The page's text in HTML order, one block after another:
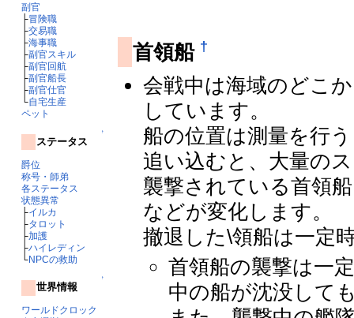
副官
├冒険職
├交易職
├海事職
├副官スキル
├副官回航
├副官船長
├副官仕官
└自宅生産
ペット
↑
ステータス
爵位
称号・師弟
各ステータス
状態異常
├イルカ
├タロット
├加護
├ハイレディン
└NPCの救助
↑
世界情報
ワールドクロック
首領船 †
会戦中は海域のどこ
しています。
船の位置は測量を行
追い込むと、大量の
襲撃されている首領
などが変化します。
撤退した\領船は一定
首領船の襲撃は一
中の船が沈没して